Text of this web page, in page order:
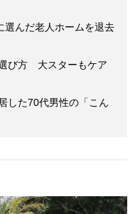
選んだ老人ホームを退去
び方 大スターもケア
した70代男性の「こん